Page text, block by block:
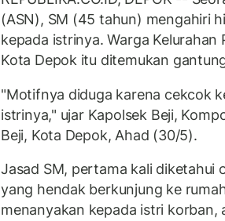
(ASN), SM (45 tahun) mengahiri
kepada istrinya. Warga Kelurahan
Kota Depok itu ditemukan
"Motifnya diduga karena cekcok
istrinya," ujar Kapolsek Beji,
Beji, Kota Depok, Ahad (30/5).
Jasad SM, pertama kali diketahui
yang hendak berkunjung ke
menanyakan kepada istri korban,